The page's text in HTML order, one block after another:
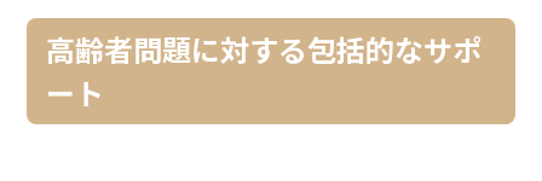
高齢者問題に対する包括的なサポ
ート